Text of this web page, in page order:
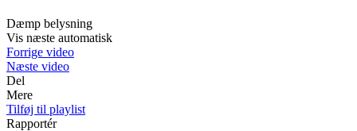
Dæmp belysning
Vis næste automatisk
Forrige video
Næste video
Del
Mere
Tilføj til playlist
Rapportér